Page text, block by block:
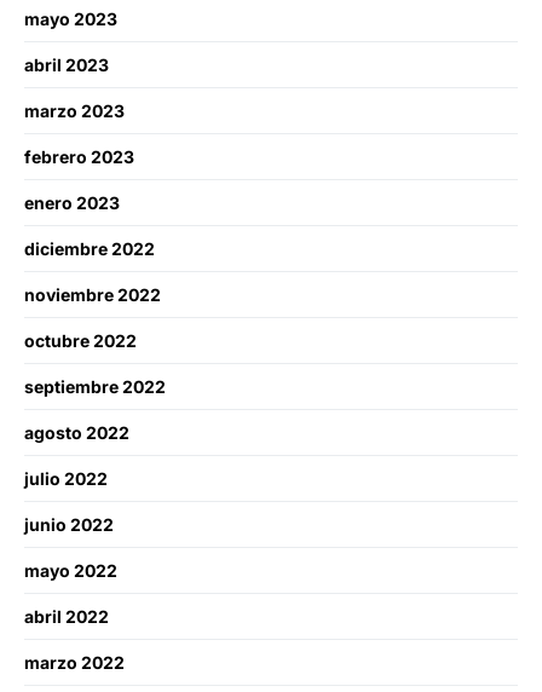
mayo 2023
abril 2023
marzo 2023
febrero 2023
enero 2023
diciembre 2022
noviembre 2022
octubre 2022
septiembre 2022
agosto 2022
julio 2022
junio 2022
mayo 2022
abril 2022
marzo 2022